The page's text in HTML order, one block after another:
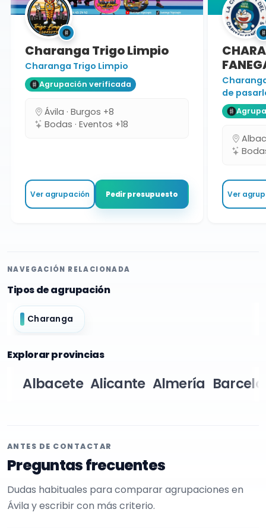
Charanga Trigo Limpio
Charanga Trigo Limpio
Agrupación verificada
Ávila · Burgos +8
Bodas · Eventos +18
Ver agrupación Pedir presupuesto
de
Bodas
Ver
NAVEGACIÓN RELACIONADA
Tipos de agrupación
Charanga
Explorar provincias
Albacete Alicante Almería
ANTES DE CONTACTAR
Preguntas frecuentes
Dudas habituales para comparar agrupaciones en
Ávila y escribir con más criterio.